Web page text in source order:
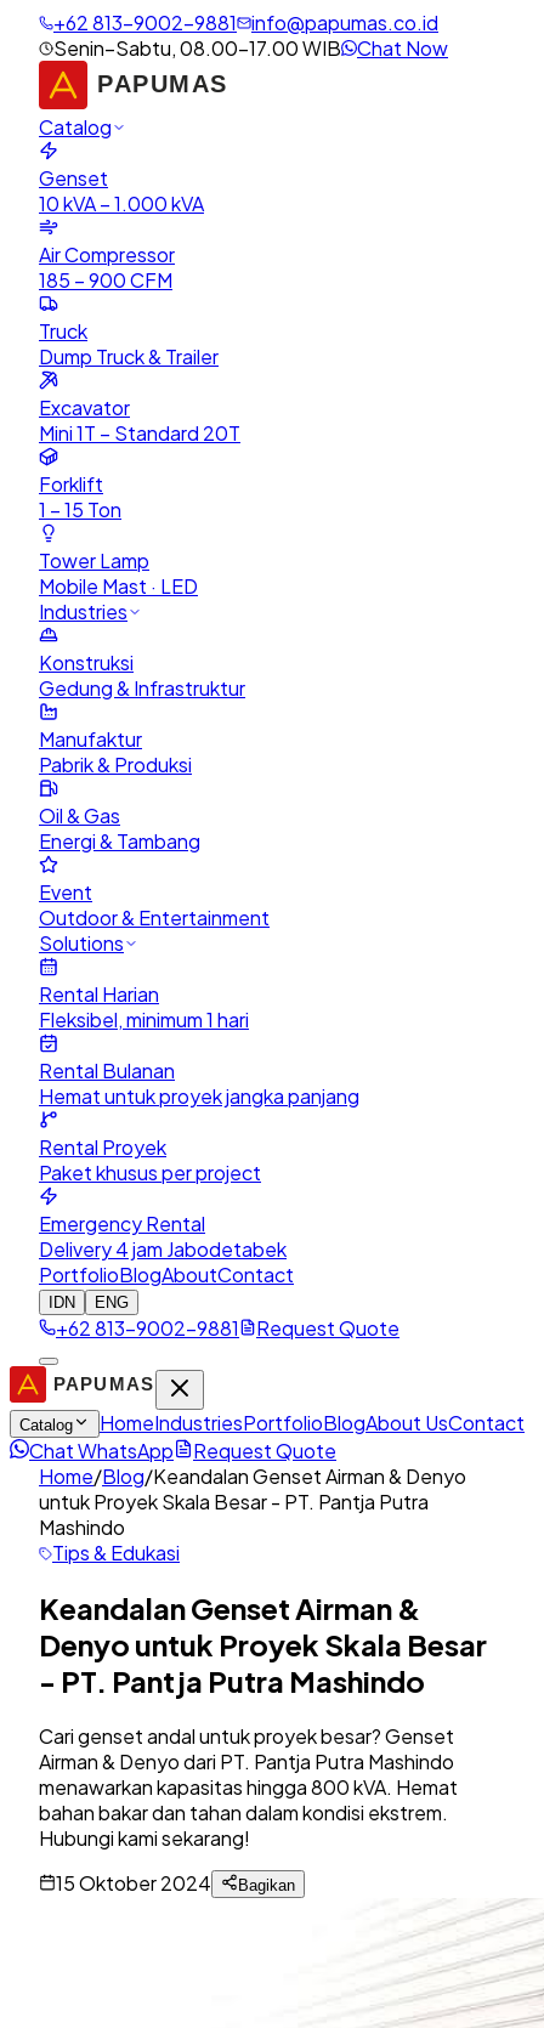
+62 813-9002-9881
info@papumas.co.id
Senin–Sabtu, 08.00–17.00 WIB
Chat Now
Catalog
Genset
10 kVA – 1.000 kVA
Air Compressor
185 – 900 CFM
Truck
Dump Truck & Trailer
Excavator
Mini 1T – Standard 20T
Forklift
1 – 15 Ton
Tower Lamp
Mobile Mast · LED
Industries
Konstruksi
Gedung & Infrastruktur
Manufaktur
Pabrik & Produksi
Oil & Gas
Energi & Tambang
Event
Outdoor & Entertainment
Solutions
Rental Harian
Fleksibel, minimum 1 hari
Rental Bulanan
Hemat untuk proyek jangka panjang
Rental Proyek
Paket khusus per project
Emergency Rental
Delivery 4 jam Jabodetabek
PortfolioBlogAboutContact
IDN ENG
+62 813-9002-9881 Request Quote
Catalog HomeIndustriesPortfolioBlogAbout UsContact
Chat WhatsApp
Request Quote
Home/Blog/Keandalan Genset Airman & Denyo
untuk Proyek Skala Besar - PT. Pantja Putra
Mashindo
Tips & Edukasi
Keandalan Genset Airman &
Denyo untuk Proyek Skala Besar
- PT. Pantja Putra Mashindo
Cari genset andal untuk proyek besar? Genset
Airman & Denyo dari PT. Pantja Putra Mashindo
menawarkan kapasitas hingga 800 kVA. Hemat
bahan bakar dan tahan dalam kondisi ekstrem.
Hubungi kami sekarang!
15 Oktober 2024
Bagikan